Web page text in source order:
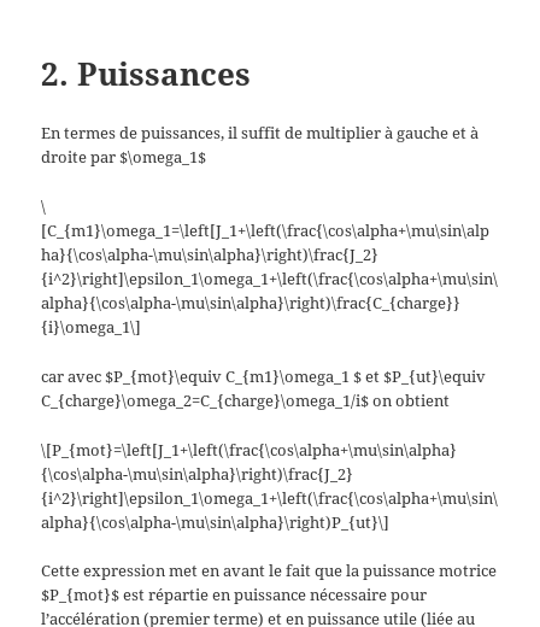
2. Puissances
En termes de puissances, il suffit de multiplier à gauche et à
droite par $\omega_1$
\
[C_{m1}\omega_1=\left[J_1+\left(\frac{\cos\alpha+\mu\sin\alp
ha}{\cos\alpha-\mu\sin\alpha}\right)\frac{J_2}
{i^2}\right]\epsilon_1\omega_1+\left(\frac{\cos\alpha+\mu\sin\
alpha}{\cos\alpha-\mu\sin\alpha}\right)\frac{C_{charge}}
{i}\omega_1\]
car avec $P_{mot}\equiv C_{m1}\omega_1 $ et $P_{ut}\equiv
C_{charge}\omega_2=C_{charge}\omega_1/i$ on obtient
\[P_{mot}=\left[J_1+\left(\frac{\cos\alpha+\mu\sin\alpha}
{\cos\alpha-\mu\sin\alpha}\right)\frac{J_2}
{i^2}\right]\epsilon_1\omega_1+\left(\frac{\cos\alpha+\mu\sin\
alpha}{\cos\alpha-\mu\sin\alpha}\right)P_{ut}\]
Cette expression met en avant le fait que la puissance motrice
$P_{mot}$ est répartie en puissance nécessaire pour
l’accélération (premier terme) et en puissance utile (liée au